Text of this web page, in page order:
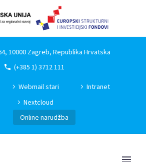
10000 Zagreb, Republika Hrvatska
(+385 1) 3712 111
Webmail stari
Intranet
Nextcloud
Online narudžba